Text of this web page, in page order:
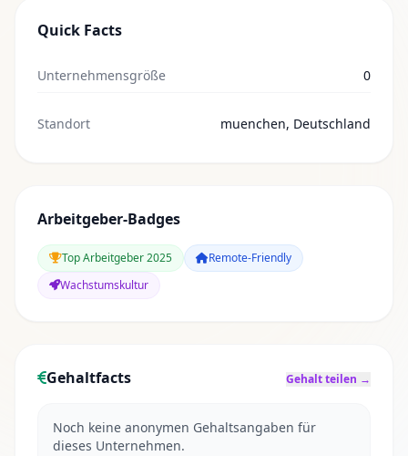
Quick Facts
Unternehmensgröße 0
Standort muenchen, Deutschland
Arbeitgeber-Badges
Top Arbeitgeber 2025
Remote-Friendly
Wachstumskultur
Gehaltfacts Gehalt teilen →
Noch keine anonymen Gehaltsangaben für
dieses Unternehmen.